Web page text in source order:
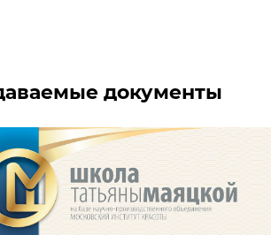
документы